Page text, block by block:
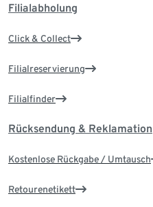
Filialabholung
Click & Collect
Filialreservierung
Filialfinder
Rücksendung & Reklamation
Kostenlose Rückgabe / Umtausch
Retourenetikett